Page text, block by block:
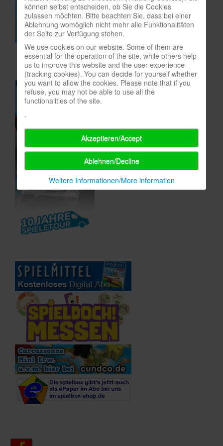
In eigener Sache-On our own behalf
Archivierte Meldungen-News archive
können selbst entscheiden, ob Sie die Cookies
zulassen möchten. Bitte beachten Sie, dass bei einer
Ablehnung womöglich nicht mehr alle Funktionalitäten
der Seite zur Verfügung stehen.
We use cookies on our website. Some of them are
essential for the operation of the site, while others help
us to improve this website and the user experience
(tracking cookies). You can decide for yourself whether
you want to allow the cookies. Please note that if you
refuse, you may not be able to use all the
functionalities of the site.
.
Akzeptieren/Accept
Ablehnen/Decline
Weitere Informationen/More information